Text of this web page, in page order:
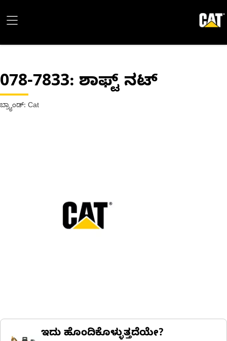
078-7833: ಶಾಫ್ಟ್ ನಟ್
ಬ್ರ್ಯಾಂಡ್: Cat
ಇದು ಹೊಂದಿಕೊಳ್ಳುತ್ತದೆಯೇ?